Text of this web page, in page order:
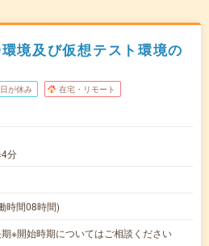
境及び仮想テスト環境の
が休み 在宅・リモート
分
時間08時間)
期※開始時期についてはご相談ください